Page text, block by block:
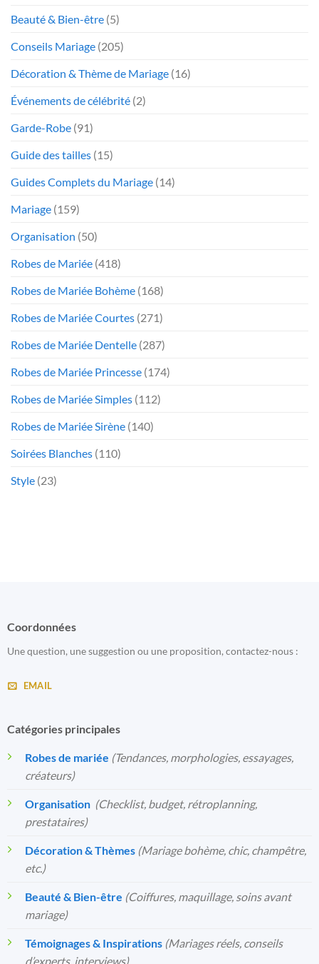
Beauté & Bien-être (5)
Conseils Mariage (205)
Décoration & Thème de Mariage (16)
Événements de célébrité (2)
Garde-Robe (91)
Guide des tailles (15)
Guides Complets du Mariage (14)
Mariage (159)
Organisation (50)
Robes de Mariée (418)
Robes de Mariée Bohème (168)
Robes de Mariée Courtes (271)
Robes de Mariée Dentelle (287)
Robes de Mariée Princesse (174)
Robes de Mariée Simples (112)
Robes de Mariée Sirène (140)
Soirées Blanches (110)
Style (23)
Coordonnées
Une question, une suggestion ou une proposition, contactez-nous :
EMAIL
Catégories principales
Robes de mariée (Tendances, morphologies, essayages,
créateurs)
Organisation️ (Checklist, budget, rétroplanning,
prestataires)
Décoration & Thèmes (Mariage bohème, chic, champêtre,
etc.)
Beauté & Bien-être (Coiffures, maquillage, soins avant
mariage)
Témoignages & Inspirations (Mariages réels, conseils
d’experts, interviews)